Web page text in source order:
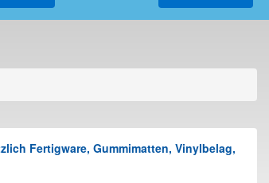
Fertigware, Gummimatten, Vinylbelag,